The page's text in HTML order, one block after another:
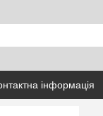
інформація